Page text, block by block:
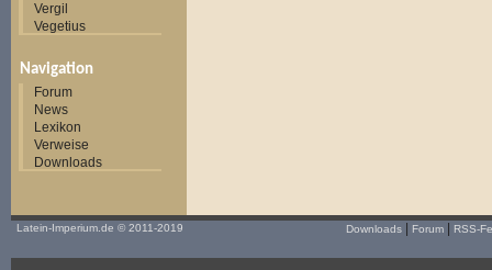
Vergil
Vegetius
Navigation
Forum
News
Lexikon
Verweise
Downloads
Latein-Imperium.de © 2011-2019 Downloads Forum RSS-